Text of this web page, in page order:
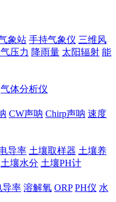
象站 手持气象仪 三维风
压力 降雨量 太阳辐射 能
气体分析仪
CW声呐 Chirp声呐 速度
导率 土壤取样器 土壤养
土壤水分 土壤PH计
导率 溶解氧 ORP PH仪 水